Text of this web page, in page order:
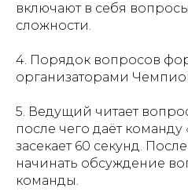
включают в себя
сложности.
4. Порядок вопросов
организаторами
5. Ведущий читает
после чего даёт
засекает 60 секунд.
начинать обсуждение
команды.